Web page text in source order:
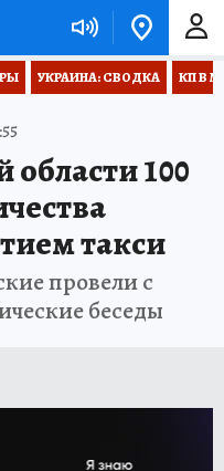
УКРАИНА: СВОДКА КП В
100
такси
провели с
беседы